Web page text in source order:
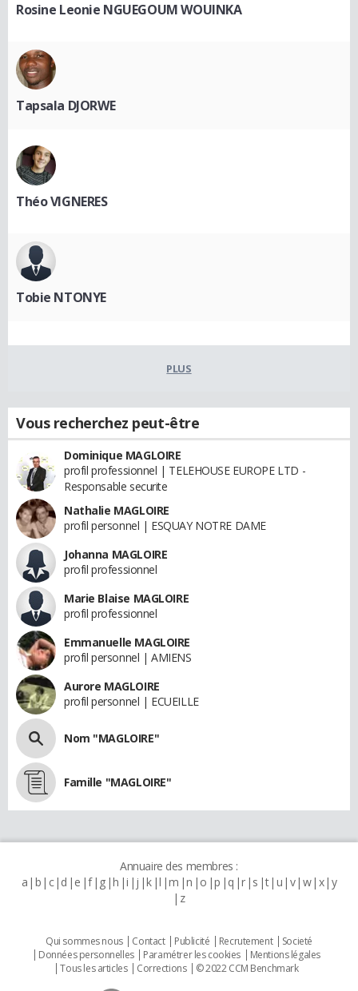
Rosine Leonie NGUEGOUM WOUINKA
Tapsala DJORWE
Théo VIGNERES
Tobie NTONYE
PLUS
Vous recherchez peut-être
Dominique MAGLOIRE
profil professionnel | TELEHOUSE EUROPE LTD -
Responsable securite
Nathalie MAGLOIRE
profil personnel | ESQUAY NOTRE DAME
Johanna MAGLOIRE
profil professionnel
Marie Blaise MAGLOIRE
profil professionnel
Emmanuelle MAGLOIRE
profil personnel | AMIENS
Aurore MAGLOIRE
profil personnel | ECUEILLE
Nom "MAGLOIRE"
Famille "MAGLOIRE"
Annuaire des membres :
a b c d e f g h i j k l m n o p q r s t u v w x y
z
Qui sommes nous Contact Publicité Recrutement
Societé
Données personnelles
Paramétrer les cookies
Mentions légales
Tous les articles
Corrections © 2022 CCM Benchmark